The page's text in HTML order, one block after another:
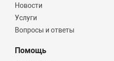
Новости
Услуги
Вопросы и ответы
Помощь